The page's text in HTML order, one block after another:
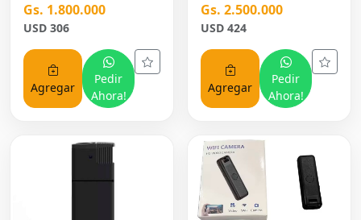
Gs. 1.800.000
USD 306
Agregar
Pedir
Ahora!
Gs. 2.500.000
USD 424
Agregar
Pedir
Ahora!